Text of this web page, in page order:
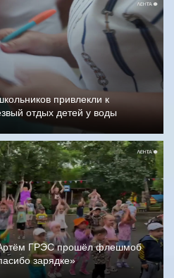
привлекли к
отдых детей у воды
Артём ГРЭС прошёл флешмоб
зарядке»